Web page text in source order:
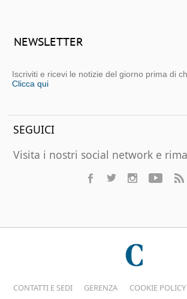
NEWSLETTER
Iscriviti e ricevi le notizie del giorno prima di
Clicca qui
SEGUICI
Visita i nostri social network e
CONTATTI E SEDI GERENZA COOKIE POLICY